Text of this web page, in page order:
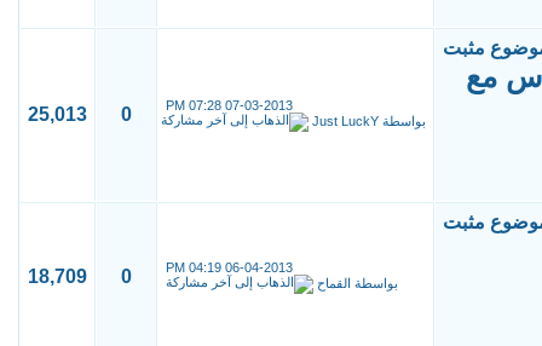
مع
07-03-2013
07:28 PM
بواسطة Just LuckY
0
25,013
06-04-2013
04:19 PM
بواسطة القماح 0
18,709